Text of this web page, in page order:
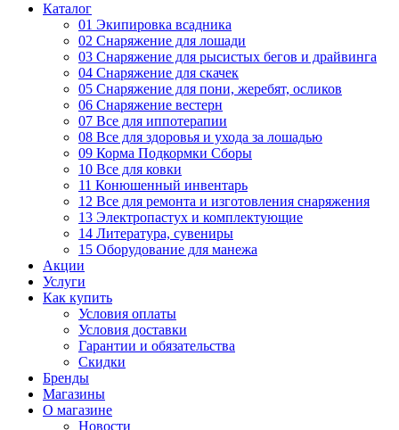
Каталог
01 Экипировка всадника
02 Снаряжение для лошади
03 Снаряжение для рысистых бегов и драйвинга
04 Снаряжение для скачек
05 Снаряжение для пони, жеребят, осликов
06 Снаряжение вестерн
07 Все для иппотерапии
08 Все для здоровья и ухода за лошадью
09 Корма Подкормки Сборы
10 Все для ковки
11 Конюшенный инвентарь
12 Все для ремонта и изготовления снаряжения
13 Электропастух и комплектующие
14 Литература, сувениры
15 Оборудование для манежа
Акции
Услуги
Как купить
Условия оплаты
Условия доставки
Гарантии и обязательства
Скидки
Бренды
Магазины
О магазине
Новости